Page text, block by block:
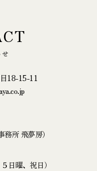
18-15-11
所 飛夢房）
日曜、祝日）